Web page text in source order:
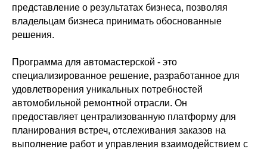
представление о результатах бизнеса, позволяя
владельцам бизнеса принимать обоснованные
решения.
Программа для автомастерской - это
специализированное решение, разработанное для
удовлетворения уникальных потребностей
автомобильной ремонтной отрасли. Он
предоставляет централизованную платформу для
планирования встреч, отслеживания заказов на
выполнение работ и управления взаимодействием с